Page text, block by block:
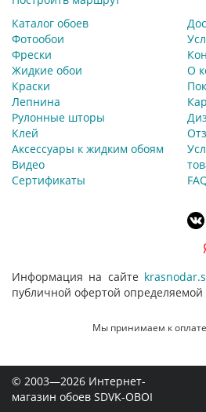
Каталог обоев
Фотообои
Фрески
Жидкие обои
Краски
Лепнина
Рулонные шторы
Клей
Аксессуары к жидким обоям
Видео
Сертификаты
О
Информация на сайте
публичной офертой определяемой
Мы принимаем к оплате
© 2003—2026 Интернет-
магазин обоев SDVK-OBOI